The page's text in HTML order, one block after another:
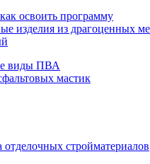
освоить программу
изделия из драгоценных
виды ПВА
мастик
отделочных стройматериалов